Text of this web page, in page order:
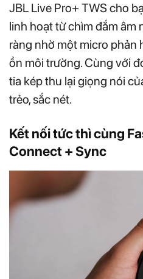
JBL Live Pro+ TWS cho
linh hoạt từ chìm đắm âm
ràng nhờ một micro phản
ồn môi trường. Cùng với
tia kép thu lại giọng nói
trẻo, sắc nét.
Kết nối tức thì cùng
Connect + Sync